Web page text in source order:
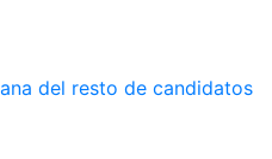
del resto de candidatos